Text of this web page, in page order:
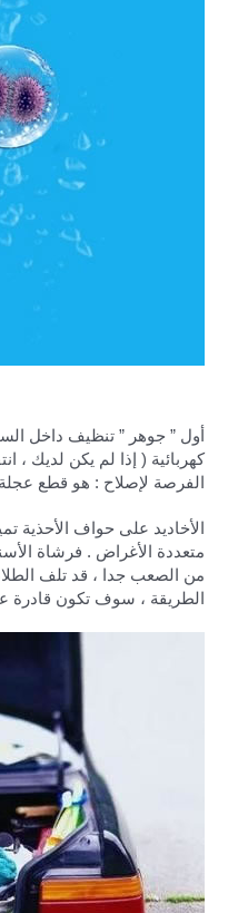
أول ” جوهر ” تنظيف داخل
كهربائية ( إذا لم يكن لديك ،
الفرصة لإصلاح : هو قطع
الأخاديد على حواف الأحذية
متعددة الأغراض . فرشاة
من الصعب جدا ، قد تلف
الطريقة ، سوف تكون قادرة